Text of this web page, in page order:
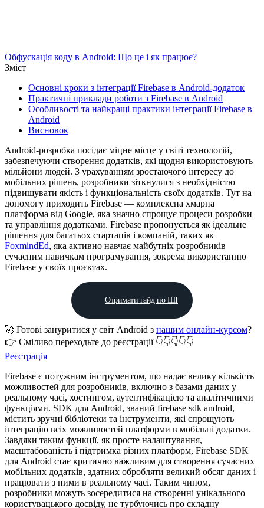
Обфускація коду в Android: Що це і як працює?
Зміст
Основні кроки з інтеграції Firebase в Android-додаток
Практичні приклади роботи з Firebase в Android
Особливості та найкращі практики інтеграції Firebase в
Android
Висновок
Android-розробка посідає міцне місце у світі технологій,
забезпечуючи створення додатків, які щодня використовують
мільйони людей. З урахуванням зростаючого інтересу до
мобільних рішень, розробники зіткнулися з необхідністю
підвищувати якість і функціональність своїх додатків. Тут на
допомогу приходить Firebase — комплексна хмарна
платформа від Google, яка значно спрощує процеси розробки
та управління додатками. Firebase пропонується як ідеальне
рішення для багатьох стартапів і компаній, таких як
FoxmindEd, яка активно навчає майбутніх розробників
сучасним навичкам програмування, зокрема використанню
Firebase у своїх проєктах.
Отримати гайд по ШІ
🚀 Готові зануритися у світ Android з нашим онлайн-курсом?
👉 Сміливо переходьте до реєстрації 👇👇👇👇👇
Реєстрація
Firebase є потужним інструментом, що надає велику кількість
можливостей для розробників, включно з базами даних у
реальному часі, хостингом, аутентифікацією та аналітичними
функціями. SDK для Android, званий firebase sdk android,
містить зручні бібліотеки та інструменти, які спрощують
інтеграцію всіх можливостей платформи в мобільні додатки.
Завдяки таким функції, як просте налаштування,
масштабованість і підтримка різних платформ, Firebase SDK
для Android стає критично важливим для створення сучасних
мобільних додатків, здатних обробляти великий обсяг даних і
працювати з ними в реальному часі. Таким чином,
розробники можуть зосередитися на створенні унікального
користувацького досвіду, не турбуючись про складну